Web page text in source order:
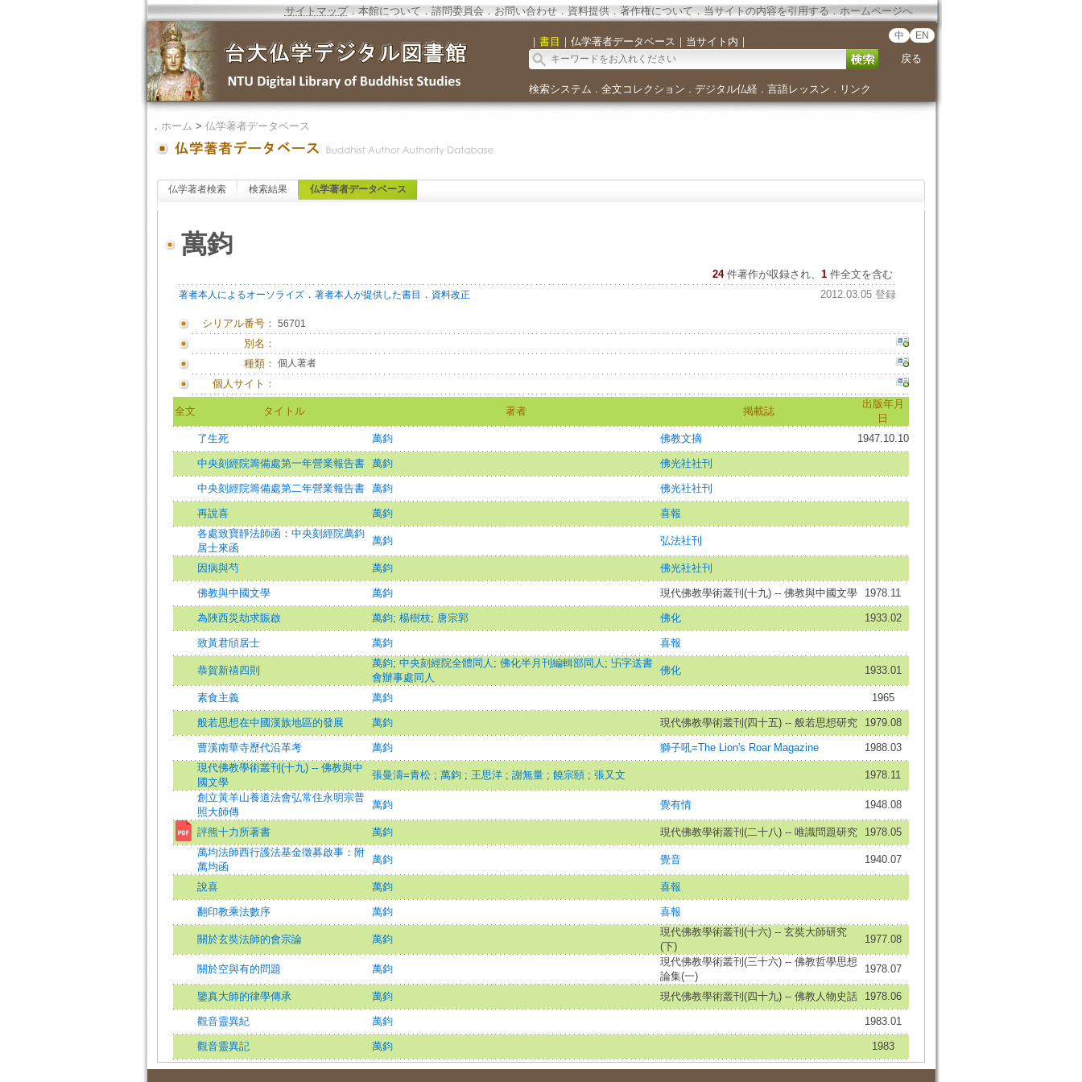
サイトマップ．本館について．諮問委員会． お問い合わせ． 資料提供．著作権について．当サイトの内容を引用する．ホームページへ
｜ 書目 ｜ 仏学著者データベース ｜ 当サイト内 ｜ 中 EN
戻る
検索システム ． 全文コレクション ． デジタル仏経． 言語レッスン ． リンク
． ホーム > 仏学著者データベース
仏学著者検索 検索結果 仏学著者データベース
萬鈞
24 件著作が収録され、 1件全文を含む
著者本人によるオーソライズ． 著者本人が提供した書目 ． 資料改正 2012.03.05 登録
シリアル番号： 56701
別名：
種類： 個人著者
個人サイト：
全文 タイトル 著者 掲載誌
出版年月
日
了生死
萬鈞 佛教文摘 1947.10.10
中央刻經院籌備處第一年營業報告書 萬鈞 佛光社社刊
中央刻經院籌備處第二年營業報告書 萬鈞 佛光社社刊
再說喜 萬鈞
喜報
各處致寶靜法師函：中央刻經院萬鈞
居士來函
萬鈞 弘法社刊
因病與芍 萬鈞 佛光社社刊
佛教與中國文學 萬鈞 現代佛教學術叢刊(十九) -- 佛教與中國文學 1978.11
為陜西災劫求賑啟 萬鈞; 楊樹枝; 唐宗郭 佛化 1933.02
致黃君頎居士 萬鈞 喜報
恭賀新禧四則
萬鈞; 中央刻經院全體同人 ; 佛化半月刊編輯部同人 ; 卐字送書
會辦事處同人
佛化 1933.01
素食主義 萬鈞 1965
般若思想在中國漢族地區的發展 萬鈞 現代佛教學術叢刊(四十五) -- 般若思想研究 1979.08
曹溪南華寺歷代沿革考 萬鈞 獅子吼=The Lion's Roar Magazine
1988.03
現代佛教學術叢刊(十九) -- 佛教與中
國文學
張曼濤=青松 ; 萬鈞 ; 王思洋 ; 謝無量 ; 饒宗頤 ; 張又文
1978.11
創立黃羊山養道法會弘常住永明宗普
照大師傳
萬鈞 覺有情 1948.08
評熊十力所著書 萬鈞 現代佛教學術叢刊(二十八) -- 唯識問題研究
1978.05
萬均法師西行護法基金徵募啟事：附
萬均函
萬鈞 覺音 1940.07
說喜 萬鈞 喜報
翻印教乘法數序 萬鈞 喜報
關於玄奘法師的會宗論 萬鈞
現代佛教學術叢刊(十六) -- 玄奘大師研究
(下)
1977.08
關於空與有的問題 萬鈞
現代佛教學術叢刊(三十六) -- 佛教哲學思想
論集(一)
1978.07
鑒真大師的律學傳承 萬鈞 現代佛教學術叢刊(四十九) -- 佛教人物史話 1978.06
觀音靈異紀 萬鈞 1983.01
觀音靈異記 萬鈞 1983